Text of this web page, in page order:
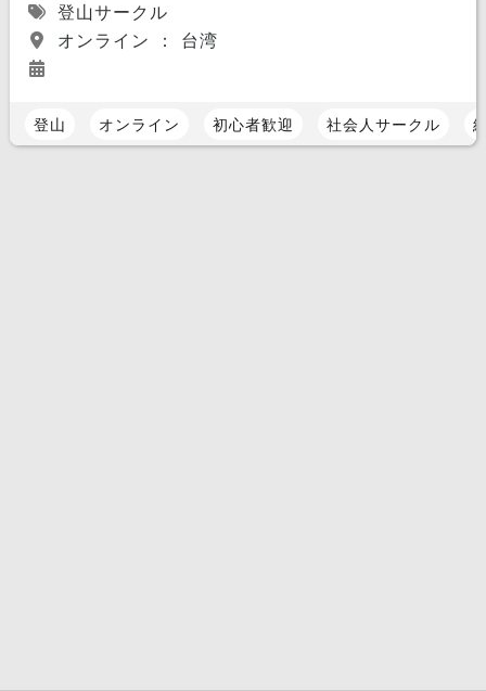
登山サークル
オンライン ： 台湾
登山 オンライン 初心者歓迎 社会人サークル